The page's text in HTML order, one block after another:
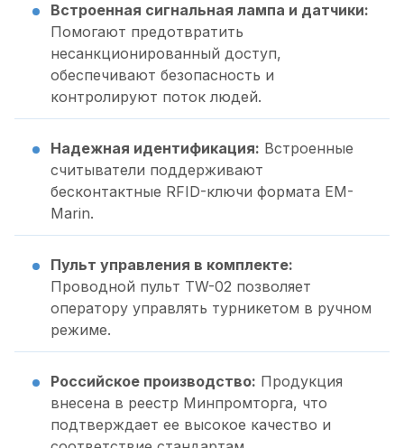
Встроенная сигнальная лампа и датчики:
Помогают предотвратить
несанкционированный доступ,
обеспечивают безопасность и
контролируют поток людей.
Надежная идентификация: Встроенные
считыватели поддерживают
бесконтактные RFID-ключи формата EM-
Marin.
Пульт управления в комплекте:
Проводной пульт TW-02 позволяет
оператору управлять турникетом в ручном
режиме.
Российское производство: Продукция
внесена в реестр Минпромторга, что
подтверждает ее высокое качество и